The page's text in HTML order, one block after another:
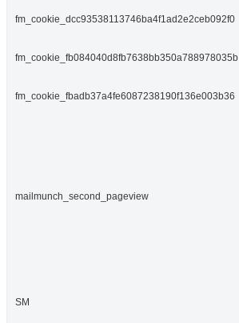
fm_cookie_dcc93538113746ba4f1ad2e2ceb092f0
fm_cookie_fb084040d8fb7638bb350a788978035b
fm_cookie_fbadb37a4fe6087238190f136e003b36
mailmunch_second_pageview
SM